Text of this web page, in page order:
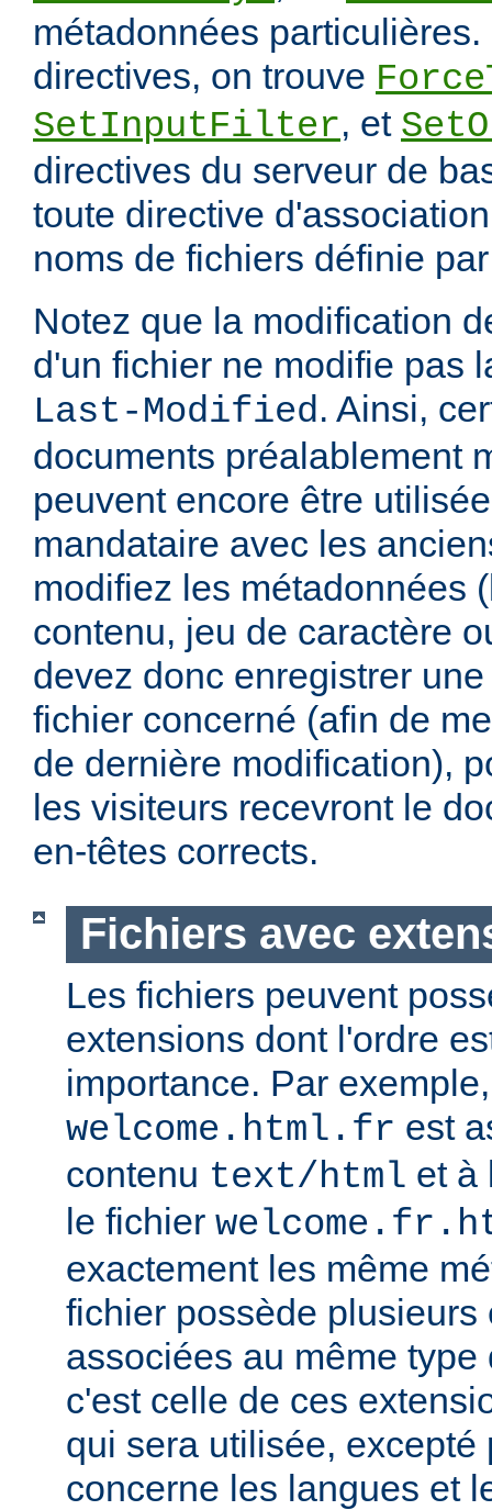
métadonnées
directives, on trouve
SetInputFilter, et
directives du serveur de
toute directive
noms de fichiers définie
Notez que la modification
d'un fichier ne modifie pas
Last-Modified. Ainsi,
documents préalablement
peuvent encore être
mandataire avec les
modifiez les métadonnées
contenu, jeu de caractère
devez donc enregistrer
fichier concerné (afin de
de dernière modification),
les visiteurs recevront le
en-têtes corrects.
Fichiers avec
Les fichiers peuvent
extensions dont l'ordre
importance. Par
welcome.html.fr est
contenu text/html et à
le fichier
exactement les même
fichier possède plusieurs
associées au même
c'est celle de ces
qui sera utilisée, excepté
concerne les langues et